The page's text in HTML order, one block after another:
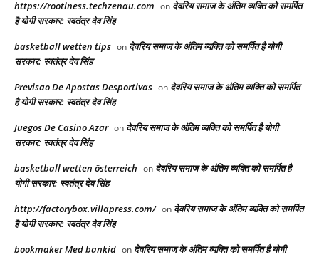
https://rootiness.techzenau.com on देवरिय समाज के अंतिम व्यक्ति को समर्पित
है योगी सरकार: स्वतंत्र देव सिंह
basketball wetten tips on देवरिय समाज के अंतिम व्यक्ति को समर्पित है योगी
सरकार: स्वतंत्र देव सिंह
Previsao De Apostas Desportivas on देवरिय समाज के अंतिम व्यक्ति को समर्पित
है योगी सरकार: स्वतंत्र देव सिंह
Juegos De Casino Azar on देवरिय समाज के अंतिम व्यक्ति को समर्पित है योगी
सरकार: स्वतंत्र देव सिंह
basketball wetten österreich on देवरिय समाज के अंतिम व्यक्ति को समर्पित है
योगी सरकार: स्वतंत्र देव सिंह
http://factorybox.villapress.com/ on देवरिय समाज के अंतिम व्यक्ति को समर्पित
है योगी सरकार: स्वतंत्र देव सिंह
bookmaker Med bankid on देवरिय समाज के अंतिम व्यक्ति को समर्पित है योगी